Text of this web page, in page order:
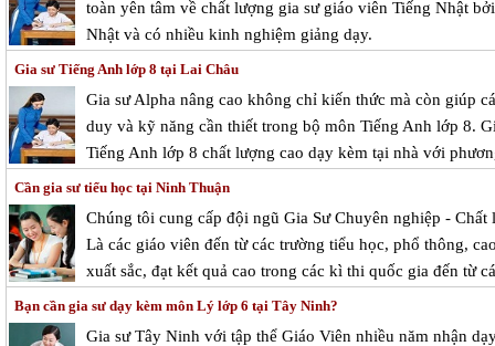
toàn yên tâm về chất lượng gia sư giáo viên Tiếng Nhật
Nhật và có nhiều kinh nghiệm giảng dạy.
Gia sư Tiếng Anh lớp 8 tại Lai Châu
Gia sư Alpha nâng cao không chỉ kiến thức mà còn giúp
duy và kỹ năng cần thiết trong bộ môn Tiếng Anh lớp 8.
Tiếng Anh lớp 8 chất lượng cao dạy kèm tại nhà với
Cần gia sư tiểu học tại Ninh Thuận
Chúng tôi cung cấp đội ngũ Gia Sư Chuyên nghiệp -
Là các giáo viên đến từ các trường tiểu học, phổ thông,
xuất sắc, đạt kết quả cao trong các kì thi quốc gia đến từ
Bạn cần gia sư dạy kèm môn Lý lớp 6 tại Tây Ninh?
Gia sư Tây Ninh với tập thể Giáo Viên nhiều năm nhận